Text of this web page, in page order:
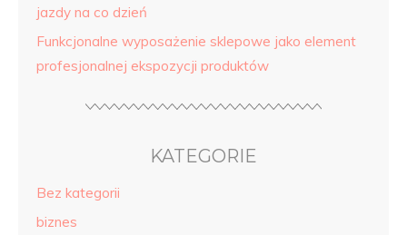
jazdy na co dzień
Funkcjonalne wyposażenie sklepowe jako element
profesjonalnej ekspozycji produktów
KATEGORIE
Bez kategorii
biznes